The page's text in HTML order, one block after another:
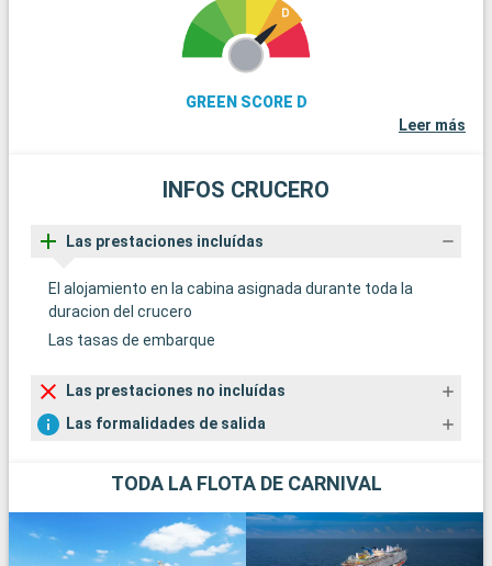
GREEN SCORE D
Leer más
INFOS CRUCERO
Las prestaciones incluídas
El alojamiento en la cabina asignada durante toda la
duracion del crucero
Las tasas de embarque
Las prestaciones no incluídas
Las formalidades de salida
TODA LA FLOTA DE CARNIVAL